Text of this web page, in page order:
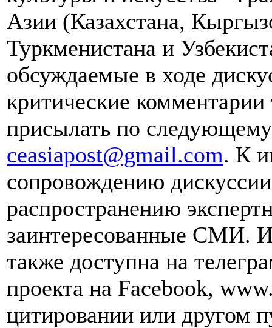
Азии (Казахстана,
Туркменистана и
обсуждаемые в ходе
критические
присылать по
ceasiapost@gmail.com. К
сопровождению
распространению
заинтересованные СМИ.
также доступна на
проекта на Facebook,
цитировании или другом